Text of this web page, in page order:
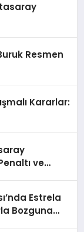
Resmen
Kararlar:
ve
Estrela
Bozguna